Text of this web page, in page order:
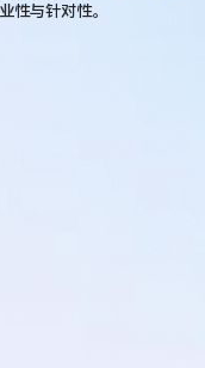
性与针对性。